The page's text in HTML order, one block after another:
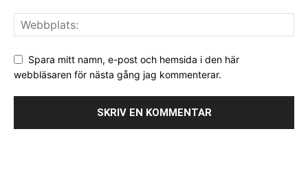
Spara mitt namn, e-post och hemsida i den här
webbläsaren för nästa gång jag kommenterar.